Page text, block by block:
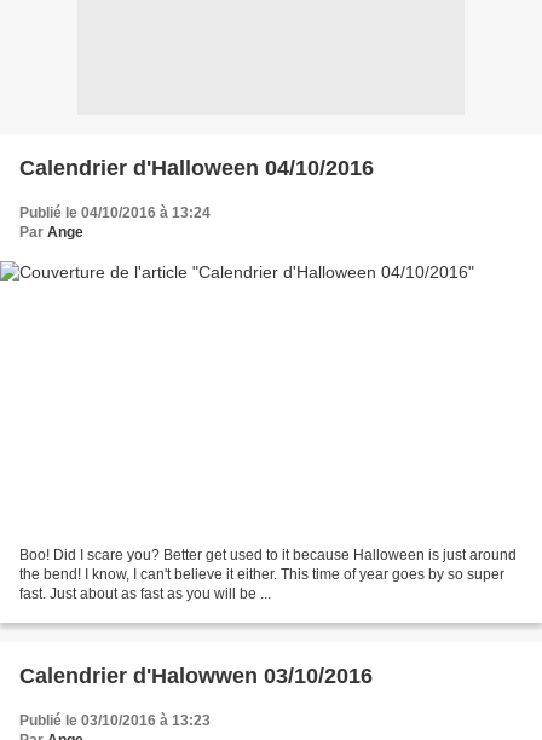
Calendrier d'Halloween 04/10/2016
Publié le 04/10/2016 à 13:24
Par Ange
Boo! Did I scare you? Better get used to it because Halloween is just around
the bend! I know, I can't believe it either. This time of year goes by so super
fast. Just about as fast as you will be ...
Calendrier d'Halowwen 03/10/2016
Publié le 03/10/2016 à 13:23